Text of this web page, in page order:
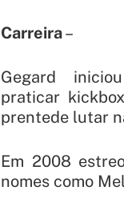
Carreira–
Gegard
praticar
prentede lutar
Em 2008
nomes como